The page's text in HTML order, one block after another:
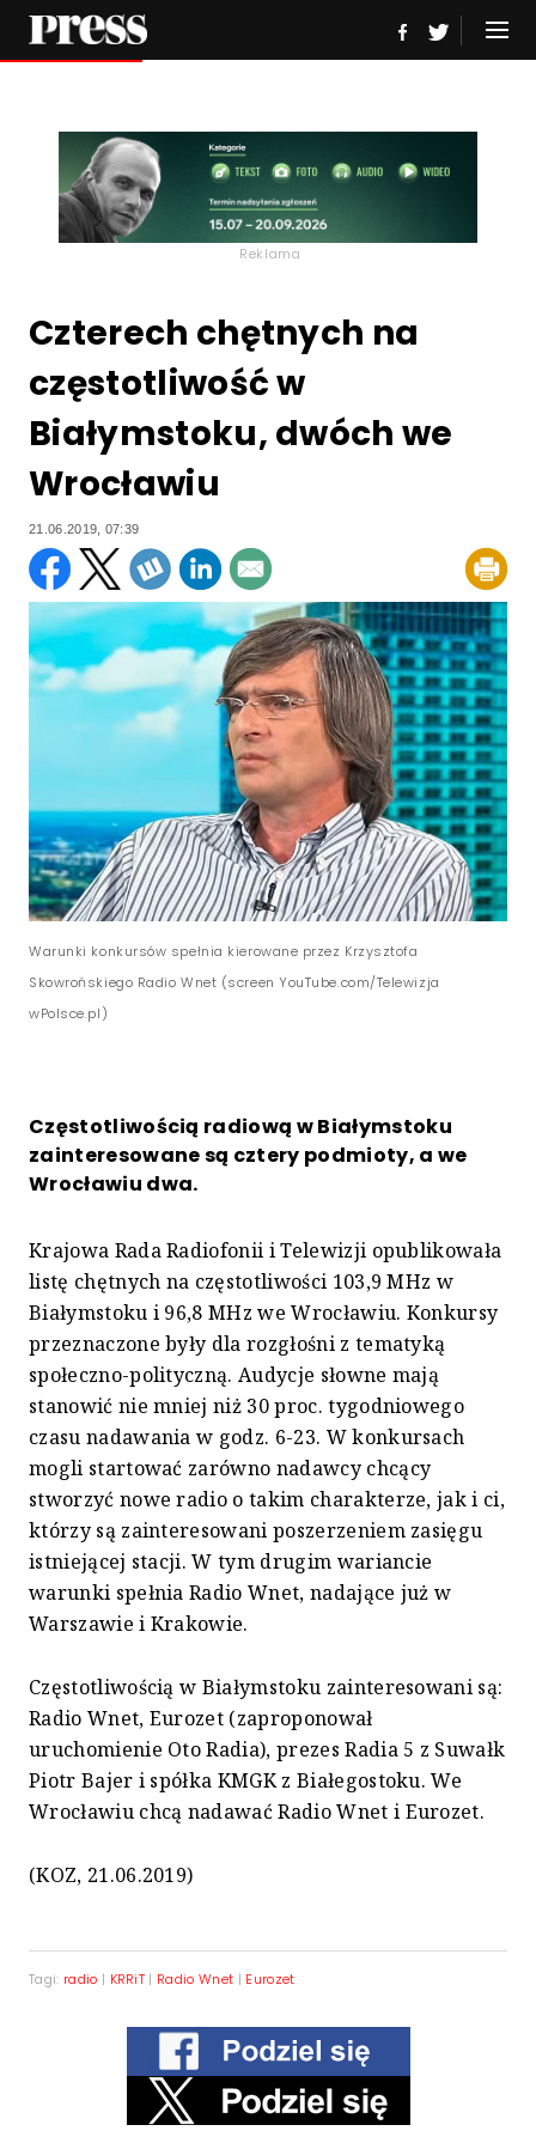
Reklama
Czterech chętnych na
częstotliwość w
Białymstoku, dwóch we
Wrocławiu
21.06.2019, 07:39
Warunki konkursów spełnia kierowane przez Krzysztofa
Skowrońskiego Radio Wnet (screen YouTube.com/Telewizja
wPolsce.pl)
Częstotliwością radiową w Białymstoku
zainteresowane są cztery podmioty, a we
Wrocławiu dwa.
Krajowa Rada Radiofonii i Telewizji opublikowała
listę chętnych na częstotliwości 103,9 MHz w
Białymstoku i 96,8 MHz we Wrocławiu. Konkursy
przeznaczone były dla rozgłośni z tematyką
społeczno-polityczną. Audycje słowne mają
stanowić nie mniej niż 30 proc. tygodniowego
czasu nadawania w godz. 6-23. W konkursach
mogli startować zarówno nadawcy chcący
stworzyć nowe radio o takim charakterze, jak i ci,
którzy są zainteresowani poszerzeniem zasięgu
istniejącej stacji. W tym drugim wariancie
warunki spełnia Radio Wnet, nadające już w
Warszawie i Krakowie.
Częstotliwością w Białymstoku zainteresowani są:
Radio Wnet, Eurozet (zaproponował
uruchomienie Oto Radia), prezes Radia 5 z Suwałk
Piotr Bajer i spółka KMGK z Białegostoku. We
Wrocławiu chcą nadawać Radio Wnet i Eurozet.
(KOZ, 21.06.2019)
Tagi: radio | KRRiT | Radio Wnet | Eurozet